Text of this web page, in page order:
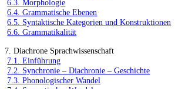
6.3. Morphologie
6.4. Grammatische Ebenen
6.5. Syntaktische Kategorien und Konstruktionen
6.6. Grammatikalität
7. Diachrone Sprachwissenschaft
7.1. Einführung
7.2. Synchronie – Diachronie – Geschichte
7.3. Phonologischer Wandel